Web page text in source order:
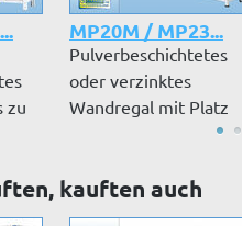
zu
MP20M / MP23...
Pulverbeschichtetes
oder verzinktes
Wandregal mit Platz
kauften auch